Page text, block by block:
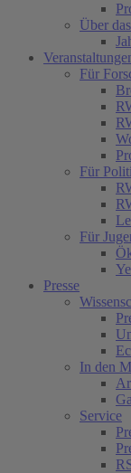
Über
Für
Für
Für
Presse
In den
Service